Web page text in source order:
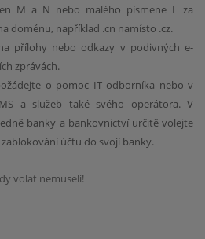
M a N nebo malého písmene L za
doménu, například .cn namísto .cz.
přílohy nebo odkazy v podivných e-
zprávách.
o pomoc IT odborníka nebo v
a služeb také svého operátora. V
banky a bankovnictví určitě volejte
účtu do svojí banky.
volat nemuseli!